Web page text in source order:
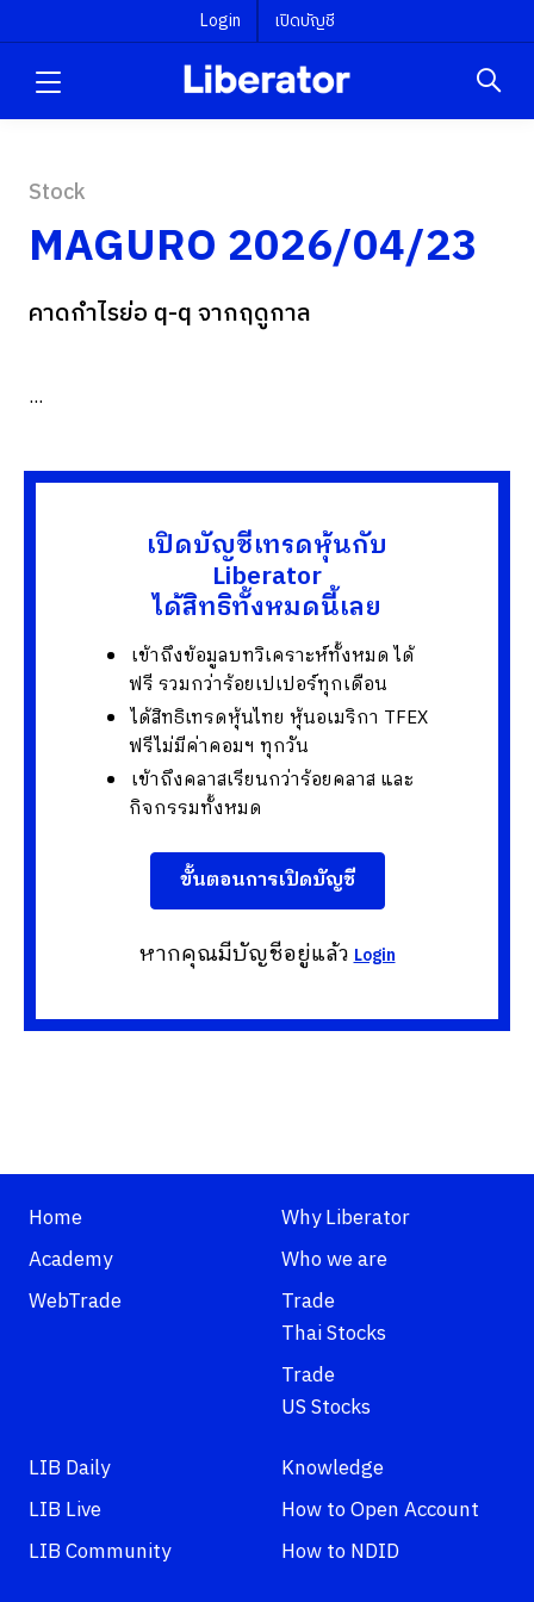
Login เปิดบัญชี
Stock
MAGURO 2026/04/23
คาดกำไรย่อ q-q จากฤดูกาล
...
เปิดบัญชีเทรดหุ้นกับ
Liberator
ได้สิทธิทั้งหมดนี้เลย
เข้าถึงข้อมูลบทวิเคราะห์ทั้งหมด ได้
ฟรี รวมกว่าร้อยเปเปอร์ทุกเดือน
ได้สิทธิเทรดหุ้นไทย หุ้นอเมริกา TFEX
ฟรีไม่มีค่าคอมฯ ทุกวัน
เข้าถึงคลาสเรียนกว่าร้อยคลาส และ
กิจกรรมทั้งหมด
ขั้นตอนการเปิดบัญชี
หากคุณมีบัญชีอยู่แล้วLogin
Home
Academy
WebTrade
Why Liberator
Who we are
Trade
Thai Stocks
Trade
US Stocks
LIB Daily
LIB Live
LIB Community
Knowledge
How to Open Account
How to NDID